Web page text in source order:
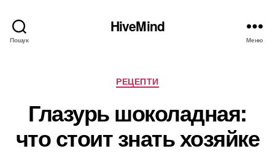
Пошук
HiveMind
Меню
Категорії
РЕЦЕПТИ
Глазурь шоколадная:
что стоит знать хозяйке